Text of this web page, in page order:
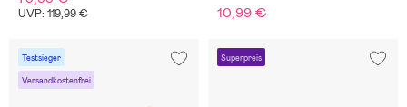
UVP: 119,99 € 10,99 €
Testsieger
Versandkostenfrei
Superpreis